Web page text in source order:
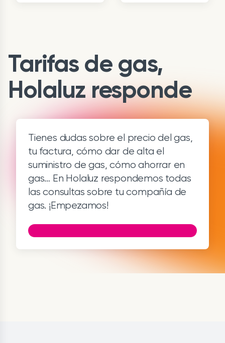
Tarifas de gas,
Holaluz responde
Tienes dudas sobre el precio del gas,
tu factura, cómo dar de alta el
suministro de gas, cómo ahorrar en
gas… En Holaluz respondemos todas
las consultas sobre tu compañía de
gas. ¡Empezamos!